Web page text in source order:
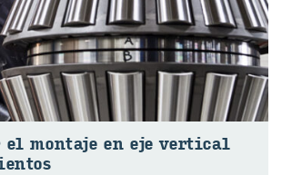
el mon­ta­je en eje ver­ti­cal